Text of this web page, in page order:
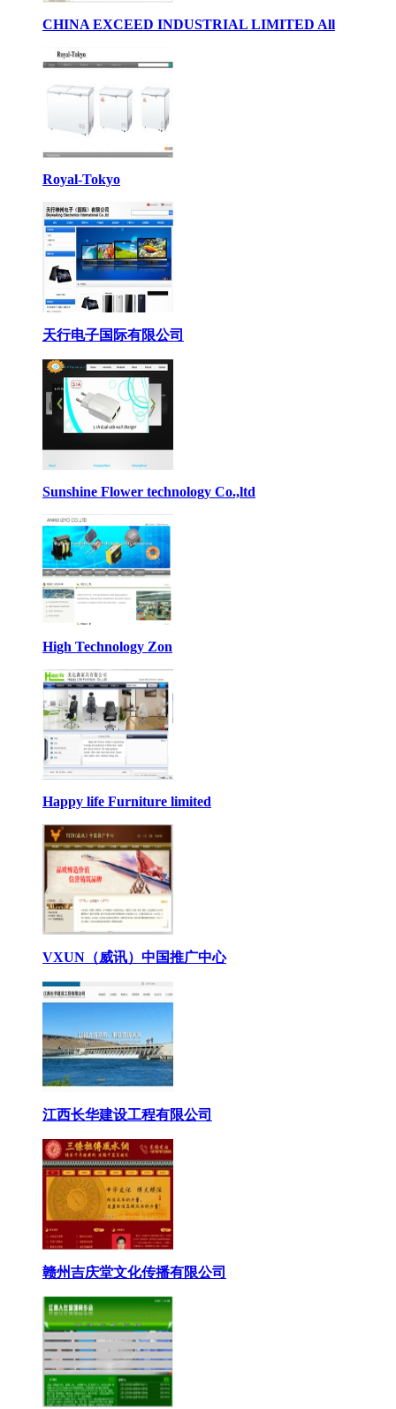
CHINA EXCEED INDUSTRIAL LIMITED All
Royal-Tokyo
天行电子国际有限公司
Sunshine Flower technology Co.,ltd
High Technology Zon
Happy life Furniture limited
VXUN（威讯）中国推广中心
江西长华建设工程有限公司
赣州吉庆堂文化传播有限公司